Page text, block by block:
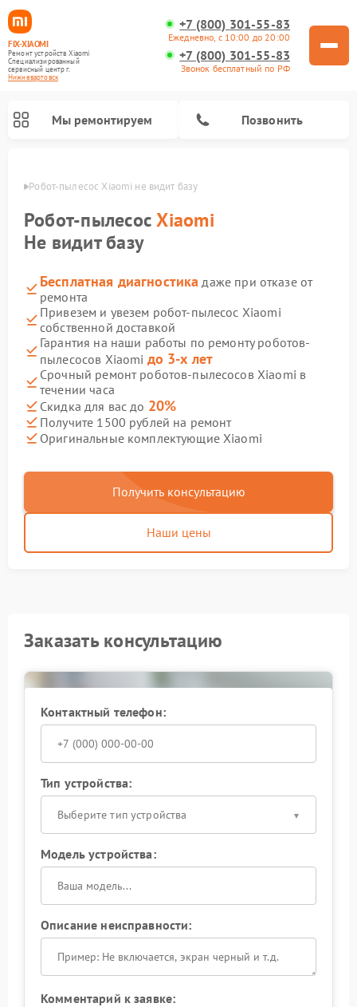
FIX-XIAOMI
Ремонт устройств Xiaomi
Специализированный
cервисный центр г.
Нижневартовск
+7 (800) 301-55-83
Ежедневно, с 10:00 до 20:00
+7 (800) 301-55-83
Звонок бесплатный по РФ
Мы ремонтируем Позвонить
Робот-пылесос Xiaomi не видит базу
Робот-пылесосXiaomi
Не видит базу
Бесплатная диагностика даже при отказе от
ремонта
Привезем и увезем робот-пылесос Xiaomi
собственной доставкой
Гарантия на наши работы по ремонту роботов-
пылесосов Xiaomi до 3-х лет
Срочный ремонт роботов-пылесосов Xiaomi в
течении часа
Скидка для вас до 20%
Получите 1500 рублей на ремонт
Оригинальные комплектующие Xiaomi
Получить консультацию
Наши цены
Заказать консультацию
Контактный телефон:
Тип устройства:
Выберите тип устройства
Модель устройства:
Описание неисправности:
Комментарий к заявке: